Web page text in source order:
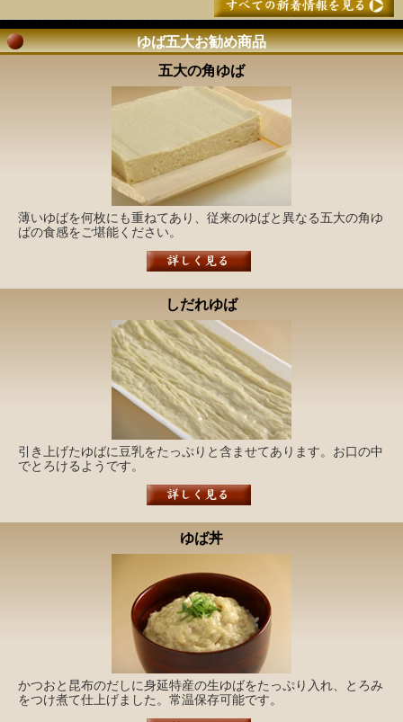
ゆば五大お勧め商品
五大の角ゆば
薄いゆばを何枚にも重ねてあり、従来のゆばと異なる五大の角ゆ
ばの食感をご堪能ください。
しだれゆば
引き上げたゆばに豆乳をたっぷりと含ませてあります。お口の中
でとろけるようです。
ゆば丼
かつおと昆布のだしに身延特産の生ゆばをたっぷり入れ、とろみ
をつけ煮て仕上げました。常温保存可能です。